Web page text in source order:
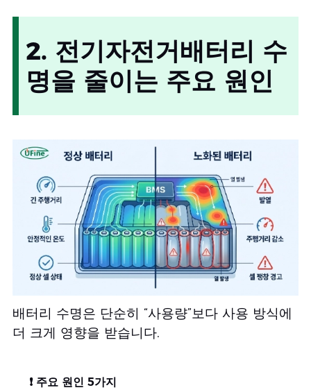
2. 전기자전거배터리 수
명을 줄이는 주요 원인
배터리 수명은 단순히 “사용량”보다 사용 방식에
더 크게 영향을 받습니다.
❗ 주요 원인 5가지